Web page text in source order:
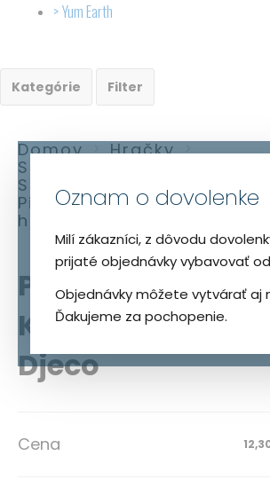
Yum Earth
Kategórie Filter
Domov
Hračky
Spoločenské a kartové hry
Stolové hry
Pirates’ n Dice –
hra Djeco
Pirates’ n Dice –
Kockovo-
Djeco
Cena
Preskočiť
na
koniec
galérie
Preskočiť
na
začiatok
galérie
Oznam o dovolenke
Milí zákazníci, z dôvodu
prijaté objednávky vybavovať od
Objednávky môžete vytvárať aj
Ďakujeme za pochopenie.